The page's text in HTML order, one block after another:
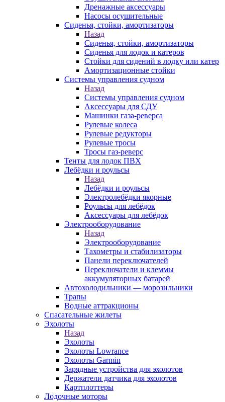
Дренажные аксессуары
Насосы осушительные
Сиденья, стойки, амортизаторы
Назад
Сиденья, стойки, амортизаторы
Сиденья для лодок и катеров
Стойки для сидений в лодку или катер
Амортизационные стойки
Системы управления судном
Назад
Системы управления судном
Аксессуары для СДУ
Машинки газа-реверса
Рулевые колеса
Рулевые редукторы
Рулевые тросы
Тросы газ-реверс
Тенты для лодок ПВХ
Лебёдки и роульсы
Назад
Лебёдки и роульсы
Электролебёдки якорные
Роульсы для лебёдок
Аксессуары для лебёдок
Электрооборудование
Назад
Электрооборудование
Тахометры и стабилизаторы
Панели переключателей
Переключатели и клеммы
аккумуляторных батарей
Автохолодильники — морозильники
Трапы
Водные аттракционы
Спасательные жилеты
Эхолоты
Назад
Эхолоты
Эхолоты Lowrance
Эхолоты Garmin
Зарядные устройства для эхолотов
Держатели датчика для эхолотов
Картплоттеры
Лодочные моторы